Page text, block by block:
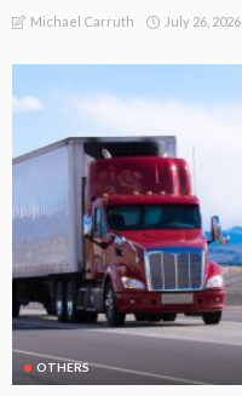
Michael Carruth July 26, 2026
OTHERS